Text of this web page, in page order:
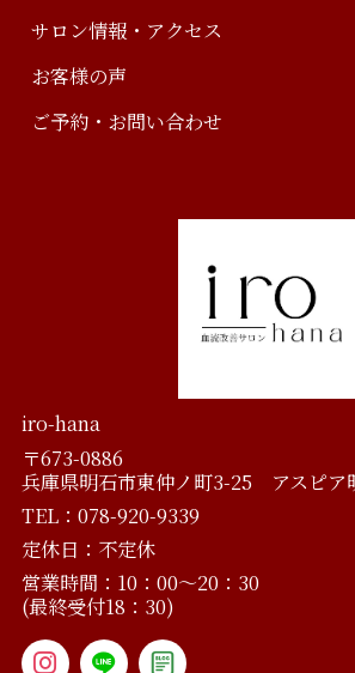
サロン情報・アクセス
お客様の声
ご予約・お問い合わせ
iro-hana
〒673-0886
兵庫県明石市東仲ノ町3-25 アスピア
TEL：078-920-9339
定休日：不定休
営業時間：10：00～20：30
(最終受付18：30)